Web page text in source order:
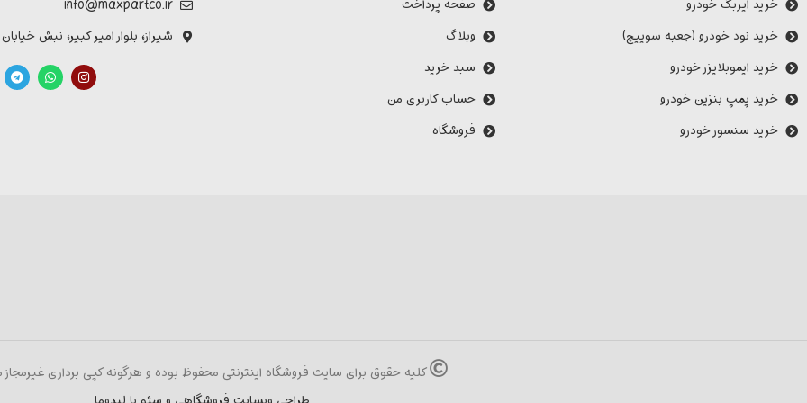
خرید ایربگ خودرو
خرید نود خودرو (جعبه سوییچ)
خرید ایموبلایزر خودرو
خرید پمپ بنزین خودرو
خرید سنسور خودرو
صفحه پرداخت
وبلاگ
سبد خرید
حساب کاربری من
فروشگاه
info@maxpartco.ir
شیراز، بلوار امیر کبیر، نبش
کلیه حقوق برای سایت فروشگاه اینترنتی محفوظ بوده و هرگونه کپی برداری